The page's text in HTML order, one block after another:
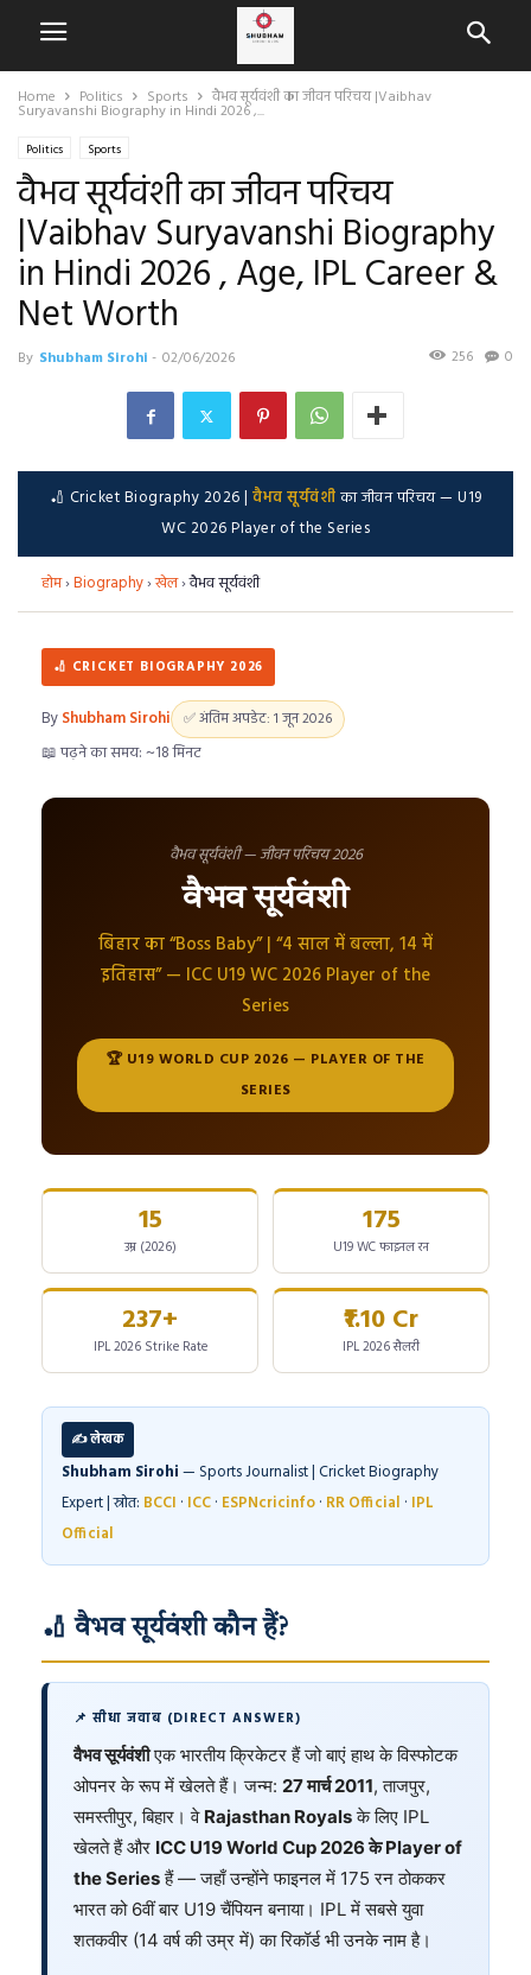
Home Politics Sports वैभव सूर्यवंशी का जीवन परिचय |Vaibhav
Suryavanshi Biography in Hindi 2026 ,...
Politics Sports
वैभव सूर्यवंशी का जीवन परिचय
|Vaibhav Suryavanshi Biography
in Hindi 2026 , Age, IPL Career &
Net Worth
By Shubham Sirohi - 02/06/2026 0
256
🏏 Cricket Biography 2026 | वैभव सूर्यवंशीका जीवन परिचय — U19
WC 2026 Player of the Series
होम›Biography›खेल›वैभव सूर्यवंशी
🏏 CRICKET BIOGRAPHY 2026
ByShubham Sirohi ✅ अंतिम अपडेट: 1 जून 2026
📖 पढ़ने का समय: ~18 मिनट
वैभव सूर्यवंशी — जीवन परिचय 2026
वैभव सूर्यवंशी
बिहार का “Boss Baby” | “4 साल में बल्ला, 14 में
इतिहास” — ICC U19 WC 2026 Player of the
Series
🏆 U19 WORLD CUP 2026 — PLAYER OF THE
SERIES
15
उम्र (2026)
175
U19 WC फाइनल रन
237+
IPL 2026 Strike Rate
₹1.10 Cr
IPL 2026 सैलरी
✍️ लेखक
Shubham Sirohi— Sports Journalist | Cricket Biography
Expert | स्रोत: BCCI · ICC· ESPNcricinfo· RR Official · IPL
Official
🏏 वैभव सूर्यवंशी कौन हैं?
📌 सीधा जवाब (DIRECT ANSWER)
वैभव सूर्यवंशीएक भारतीय क्रिकेटर हैं जो बाएं हाथ के विस्फोटक
ओपनर के रूप में खेलते हैं। जन्म: 27 मार्च 2011, ताजपुर,
समस्तीपुर, बिहार। वे Rajasthan Royalsके लिए IPL
खेलते हैं और ICC U19 World Cup 2026 के Player of
the Seriesहैं — जहाँ उन्होंने फाइनल में 175 रन ठोककर
भारत को 6वीं बार U19 चैंपियन बनाया। IPL में सबसे युवा
शतकवीर (14 वर्ष की उम्र में) का रिकॉर्ड भी उनके नाम है।